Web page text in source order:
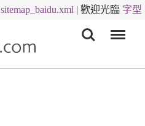
sitemap_baidu.xml | 歡迎光臨 字型